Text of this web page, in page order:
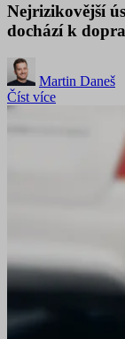
Nejrizikovější
dochází k
Martin Daneš
Číst více